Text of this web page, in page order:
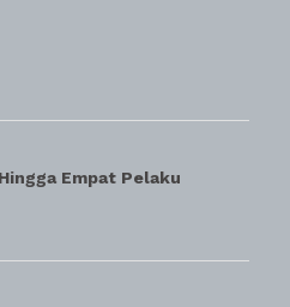
Empat Pelaku